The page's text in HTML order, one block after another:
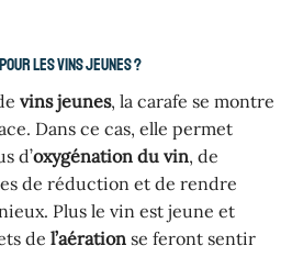
les vins jeunes ?
vins jeunes, la carafe se montre
Dans ce cas, elle permet
d’oxygénation du vin, de
de réduction et de rendre
Plus le vin est jeune et
de l’aération se feront sentir